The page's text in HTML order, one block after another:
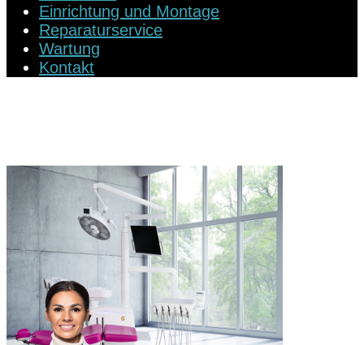
Einrichtung und Montage
Reparaturservice
Wartung
Kontakt